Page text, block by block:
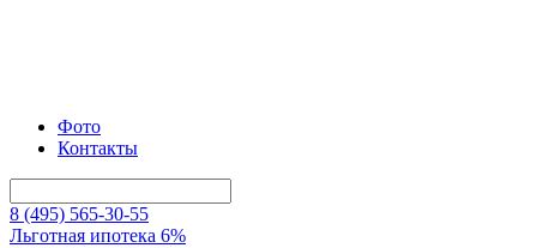
Фото
Контакты
8 (495) 565-30-55
Льготная ипотека 6%